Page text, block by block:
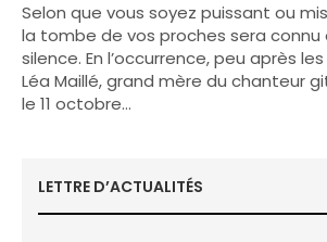
Selon que vous soyez puissant ou
la tombe de vos proches sera connu
silence. En l’occurrence, peu après
Léa Maillé, grand mère du chanteur
le 11 octobre…
LETTRE D’ACTUALITÉS